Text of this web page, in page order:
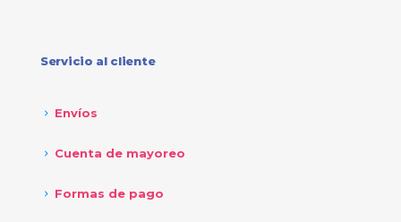
Servicio al cliente
Envíos
Cuenta de mayoreo
Formas de pago